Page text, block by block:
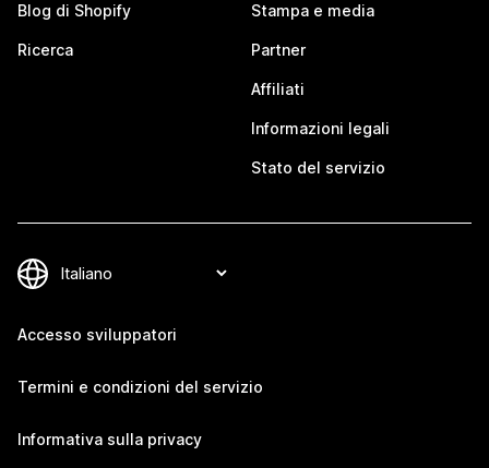
Blog di Shopify
Ricerca
Stampa e media
Partner
Affiliati
Informazioni legali
Stato del servizio
Accesso sviluppatori
Termini e condizioni del servizio
Informativa sulla privacy